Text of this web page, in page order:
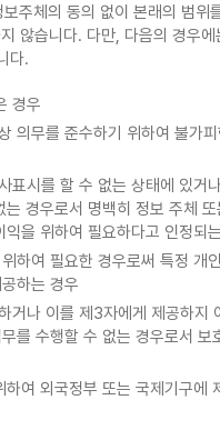
주체의 동의 없이 본래의 범위
않습니다. 다만, 다음의 경우에
다.
경우
의무를 준수하기 위하여 불가
표시를 할 수 없는 상태에 있거
경우로서 명백히 정보 주체
을 위하여 필요하다고 인정되
하여 필요한 경우로써 특정 개
하는 경우
거나 이를 제3자에게 제공하지
를 수행할 수 없는 경우로서 보
여 외국정부 또는 국제기구에